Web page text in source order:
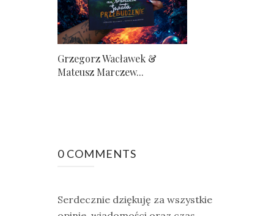
Grzegorz Wacławek &
Mateusz Marczew...
0 COMMENTS
Serdecznie dziękuję za wszystkie